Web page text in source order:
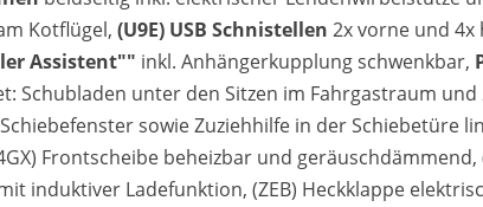
Kotflügel, (U9E) USB Schnistellen 2x vorne und 4x
Assistent"" inkl. Anhängerkupplung schwenkbar,
Schubladen unter den Sitzen im Fahrgastraum
sowie Zuziehhilfe in der Schiebetüre
Frontscheibe beheizbar und geräuschdämmend,
induktiver Ladefunktion, (ZEB) Heckklappe